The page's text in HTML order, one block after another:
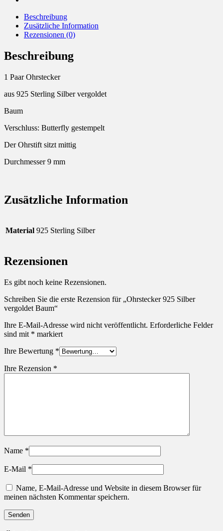
Beschreibung
Zusätzliche Information
Rezensionen (0)
Beschreibung
1 Paar Ohrstecker
aus 925 Sterling Silber vergoldet
Baum
Verschluss: Butterfly gestempelt
Der Ohrstift sitzt mittig
Durchmesser 9 mm
Zusätzliche Information
Material 925 Sterling Silber
Rezensionen
Es gibt noch keine Rezensionen.
Schreiben Sie die erste Rezension für „Ohrstecker 925 Silber
vergoldet Baum“
Ihre E-Mail-Adresse wird nicht veröffentlicht. Erforderliche Felder
sind mit * markiert
Ihre Bewertung *
Ihre Rezension *
Name *
E-Mail *
Name, E-Mail-Adresse und Website in diesem Browser für
meinen nächsten Kommentar speichern.